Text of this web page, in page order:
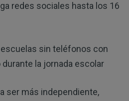
redes sociales hasta los 16
escuelas sin teléfonos con
la jornada escolar
ser más independiente,